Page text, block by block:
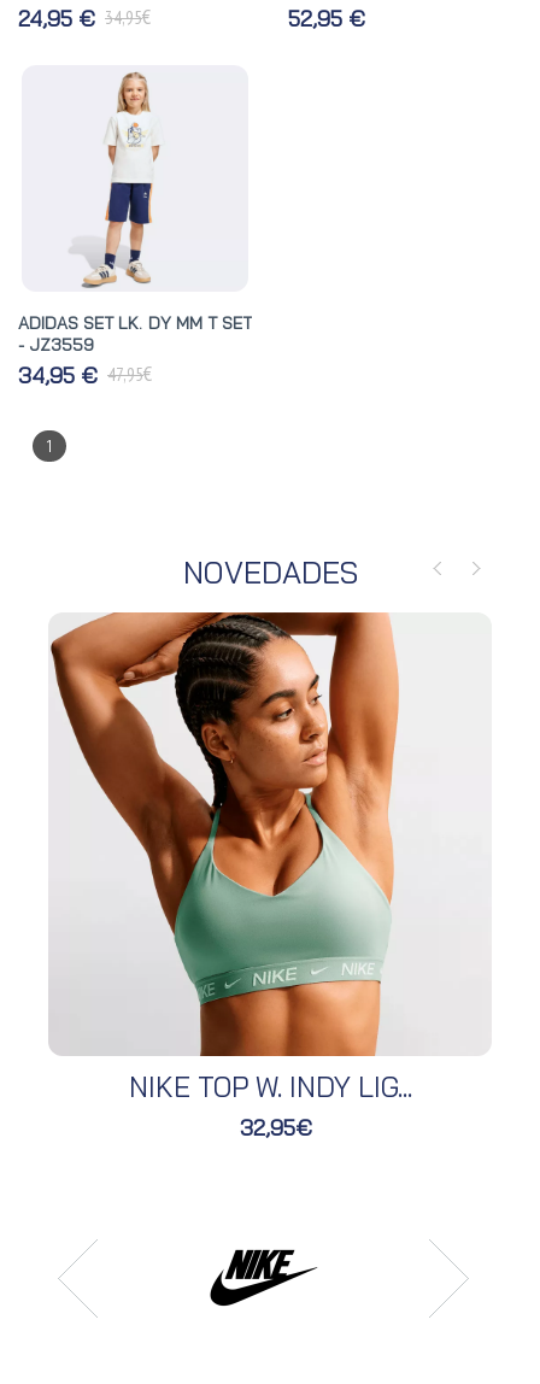
24,95 € 34,95€ 52,95 €
ADIDAS SET LK. DY MM T SET
- JZ3559
34,95 € 47,95€
1
NOVEDADES
NIKE TOP W. INDY LIG...
32,95€